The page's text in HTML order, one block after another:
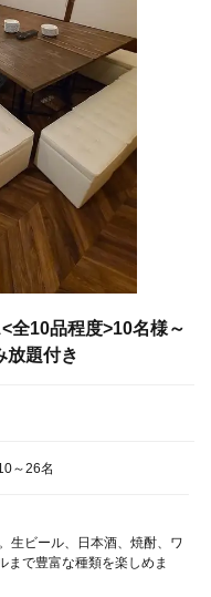
全10品程度>10名様～
放題付き
～26名
生ビール、日本酒、焼酎、ワ
まで豊富な種類を楽しめま